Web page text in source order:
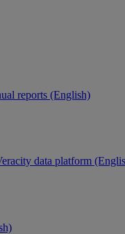
reports (English)
data platform